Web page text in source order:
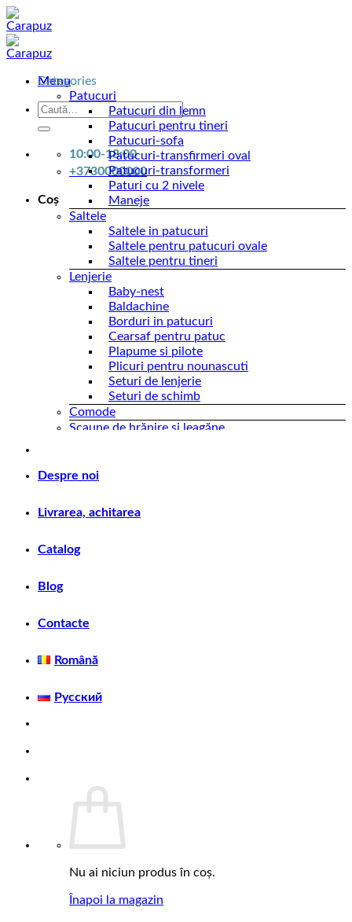
Skip
to
content
Menu
Caută
10:00-18:00
+3730000000
Coș
Categories
Patucuri
Patucuri din lemn
Patucuri pentru tineri
Patucuri-sofa
Patucuri-transfirmeri oval
Patucuri-transformeri
Paturi cu 2 nivele
Maneje
Saltele
Saltele in patucuri
Saltele pentru patucuri ovale
Saltele pentru tineri
Lenjerie
Baby-nest
Baldachine
Borduri in patucuri
Cearsaf pentru patuc
Plapume si pilote
Plicuri pentru nounascuti
Seturi de lenjerie
Seturi de schimb
Comode
Scaune de hrănire și leagăne
Scaune auto
Jucarii
Accesorii
Perne pentru gravide
Marfuri de vara
Pentru baiea
Cadite
Despre noi
Livrarea, achitarea
Catalog
Blog
Contacte
Română
Русский
Nu ai niciun produs în coș.
Înapoi la magazin